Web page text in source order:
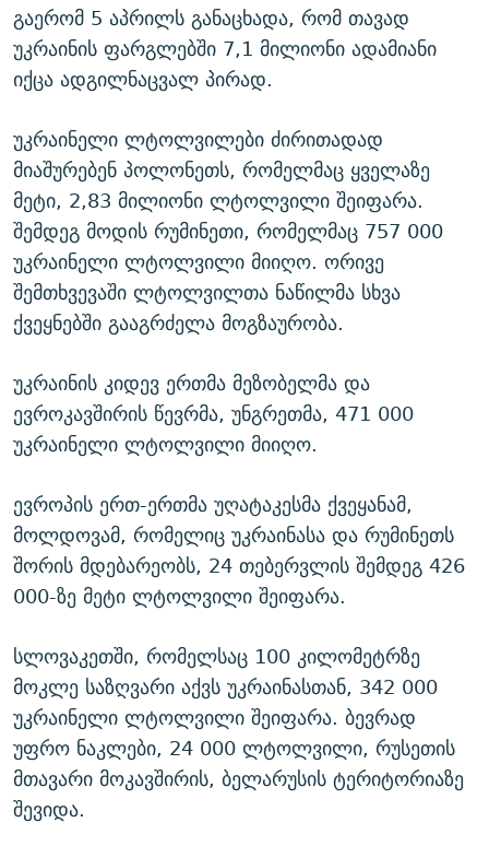
გაერომ 5 აპრილს განაცხადა, რომ თავად
უკრაინის ფარგლებში 7,1 მილიონი ადამიანი
იქცა ადგილნაცვალ პირად.
უკრაინელი ლტოლვილები ძირითადად
მიაშურებენ პოლონეთს, რომელმაც ყველაზე
მეტი, 2,83 მილიონი ლტოლვილი შეიფარა.
შემდეგ მოდის რუმინეთი, რომელმაც 757 000
უკრაინელი ლტოლვილი მიიღო. ორივე
შემთხვევაში ლტოლვილთა ნაწილმა სხვა
ქვეყნებში გააგრძელა მოგზაურობა.
უკრაინის კიდევ ერთმა მეზობელმა და
ევროკავშირის წევრმა, უნგრეთმა, 471 000
უკრაინელი ლტოლვილი მიიღო.
ევროპის ერთ-ერთმა უღატაკესმა ქვეყანამ,
მოლდოვამ, რომელიც უკრაინასა და რუმინეთს
შორის მდებარეობს, 24 თებერვლის შემდეგ 426
000-ზე მეტი ლტოლვილი შეიფარა.
სლოვაკეთში, რომელსაც 100 კილომეტრზე
მოკლე საზღვარი აქვს უკრაინასთან, 342 000
უკრაინელი ლტოლვილი შეიფარა. ბევრად
უფრო ნაკლები, 24 000 ლტოლვილი, რუსეთის
მთავარი მოკავშირის, ბელარუსის ტერიტორიაზე
შევიდა.